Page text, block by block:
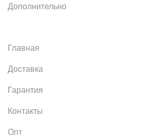
Дополнительно
Главная
Доставка
Гарантия
Контакты
Опт